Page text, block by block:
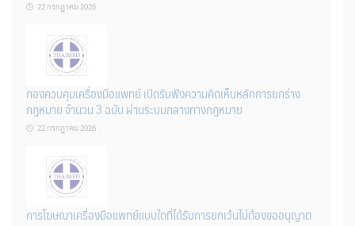
22 กรกฎาคม 2026
กองควบคุมเครื่องมือแพทย์ เปิดรับฟังความคิดเห็นหลักการยกร่าง
กฎหมาย จำนวน 3 ฉบับ ผ่านระบบกลางทางกฎหมาย
22 กรกฎาคม 2026
การโฆษณาเครื่องมือแพทย์แบบใดที่ได้รับการยกเว้นไม่ต้องขออนุญาต